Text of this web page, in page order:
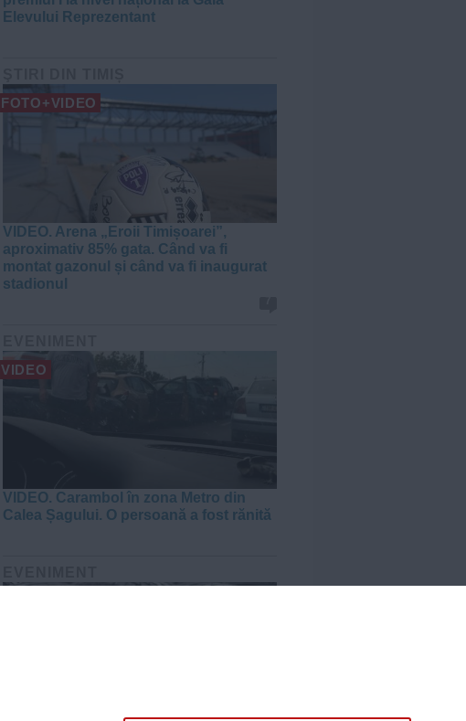
Elevului Reprezentant
FOTO+VIDEO
VIDEO. Arena „Eroii Timișoarei”,
aproximativ 85% gata. Când va fi
montat gazonul și când va fi inaugurat
stadionul
VIDEO
VIDEO. Carambol în zona Metro din
Calea Șagului. O persoană a fost rănită